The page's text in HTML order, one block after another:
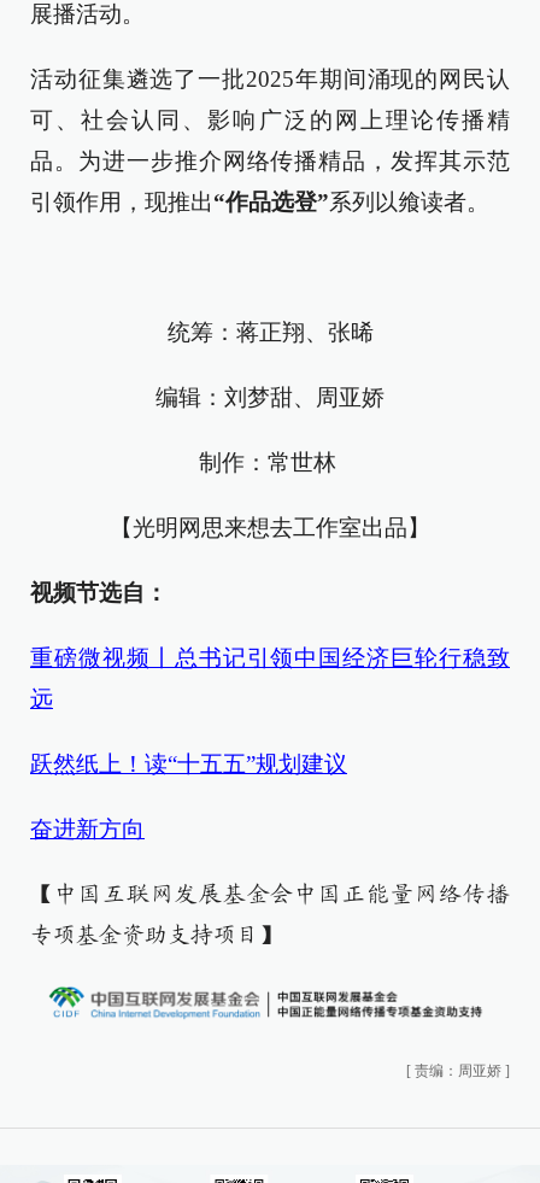
展播活动。
活动征集遴选了一批2025年期间涌现的网民认
可、社会认同、影响广泛的网上理论传播精
品。为进一步推介网络传播精品，发挥其示范
引领作用，现推出“作品选登”系列以飨读者。
统筹：蒋正翔、张晞
编辑：刘梦甜、周亚娇
制作：常世林
【光明网思来想去工作室出品】
视频节选自：
重磅微视频丨总书记引领中国经济巨轮行稳致
远
跃然纸上！读“十五五”规划建议
奋进新方向
【中国互联网发展基金会中国正能量网络传播
专项基金资助支持项目】
[ 责编：周亚娇 ]